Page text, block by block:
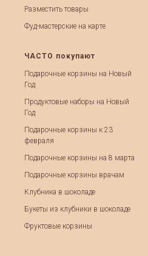
Разместить товары
Фуд-мастерские на карте
ЧАСТО покупают
Подарочные корзины на Новый
Год
Продуктовые наборы на Новый
Год
Подарочные корзины к 23
февраля
Подарочные корзины на 8 марта
Подарочные корзины врачам
Клубника в шоколаде
Букеты из клубники в шоколаде
Фруктовые корзины